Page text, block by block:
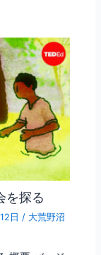
を探る
日 / 大荒野沼